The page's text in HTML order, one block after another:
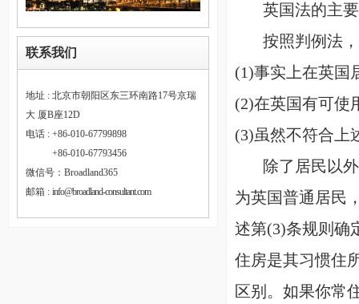
联系我们
地址 : 北京市朝阳区东三环南路17号京瑞
大 厦B座12D
电话 : +86-010-67799898
+86-010-67793456
微信号：Broadland365
邮箱 : info@broadland-consultant.com
英国法的主要
按照判例法，
(1)事实上在英国
(2)在英国有可使
(3)虽然不符合上
除了居民以外
为英国普通居民
述第(3)条规则确
住房是其习惯住
区别。如果你常